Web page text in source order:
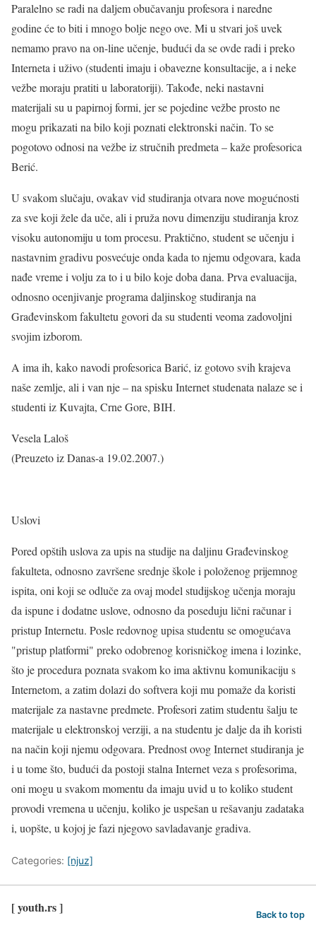
Paralelno se radi na daljem obučavanju profesora i naredne
godine će to biti i mnogo bolje nego ove. Mi u stvari još uvek
nemamo pravo na on-line učenje, budući da se ovde radi i preko
Interneta i uživo (studenti imaju i obavezne konsultacije, a i neke
vežbe moraju pratiti u laboratoriji). Takođe, neki nastavni
materijali su u papirnoj formi, jer se pojedine vežbe prosto ne
mogu prikazati na bilo koji poznati elektronski način. To se
pogotovo odnosi na vežbe iz stručnih predmeta – kaže profesorica
Berić.
U svakom slučaju, ovakav vid studiranja otvara nove mogućnosti
za sve koji žele da uče, ali i pruža novu dimenziju studiranja kroz
visoku autonomiju u tom procesu. Praktično, student se učenju i
nastavnim gradivu posvećuje onda kada to njemu odgovara, kada
nađe vreme i volju za to i u bilo koje doba dana. Prva evaluacija,
odnosno ocenjivanje programa daljinskog studiranja na
Građevinskom fakultetu govori da su studenti veoma zadovoljni
svojim izborom.
A ima ih, kako navodi profesorica Barić, iz gotovo svih krajeva
naše zemlje, ali i van nje – na spisku Internet studenata nalaze se i
studenti iz Kuvajta, Crne Gore, BIH.
Vesela Laloš
(Preuzeto iz Danas-a 19.02.2007.)
Uslovi
Pored opštih uslova za upis na studije na daljinu Građevinskog
fakulteta, odnosno završene srednje škole i položenog prijemnog
ispita, oni koji se odluče za ovaj model studijskog učenja moraju
da ispune i dodatne uslove, odnosno da poseduju lični računar i
pristup Internetu. Posle redovnog upisa studentu se omogućava
"pristup platformi" preko odobrenog korisničkog imena i lozinke,
što je procedura poznata svakom ko ima aktivnu komunikaciju s
Internetom, a zatim dolazi do softvera koji mu pomaže da koristi
materijale za nastavne predmete. Profesori zatim studentu šalju te
materijale u elektronskoj verziji, a na studentu je dalje da ih koristi
na način koji njemu odgovara. Prednost ovog Internet studiranja je
i u tome što, budući da postoji stalna Internet veza s profesorima,
oni mogu u svakom momentu da imaju uvid u to koliko student
provodi vremena u učenju, koliko je uspešan u rešavanju zadataka
i, uopšte, u kojoj je fazi njegovo savladavanje gradiva.
Categories: [njuz]
[ youth.rs ] Back to top